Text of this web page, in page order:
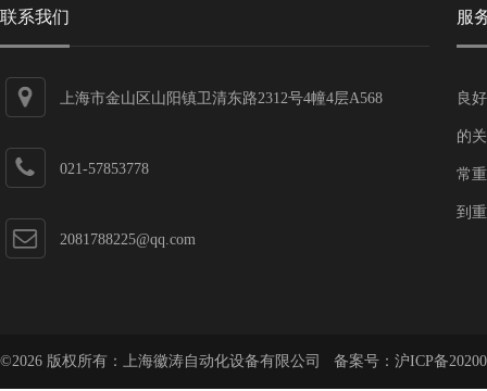
联系我们
上海市金山区山阳镇卫清东路2312号4幢4层A568
021-57853778
2081788225@qq.com
服
良
的
常
到
©2026 版权所有：上海徽涛自动化设备有限公司 备案号： 沪ICP备